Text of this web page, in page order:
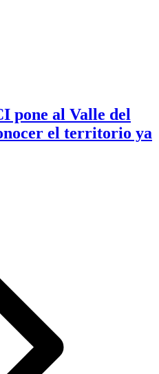
pone al Valle del
el territorio ya